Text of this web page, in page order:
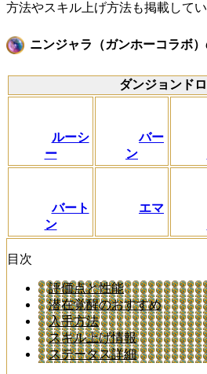
方法やスキル上げ方法も掲載して
ニンジャラ（ガンホーコラボ
ダンジョンド
ルーシ
ー
バー
ン
バート
ン
エマ
目次
評価点と性能
潜在覚醒のおすすめ
入手方法
スキル上げ情報
ステータス詳細